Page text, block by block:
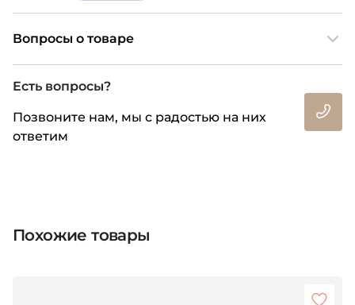
Вопросы о товаре
Есть вопросы?
Позвоните нам, мы с радостью на них
ответим
Похожие товары